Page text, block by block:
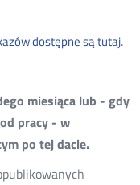
dostępne są tutaj.
miesiąca lub - gdy
pracy - w
po tej dacie.